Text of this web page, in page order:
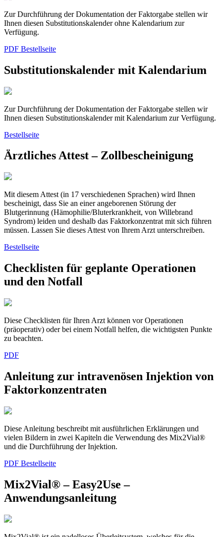
Zur Durchführung der Dokumentation der Faktorgabe stellen wir
Ihnen diesen Substitutionskalender ohne Kalendarium zur
Verfügung.
PDF Bestellseite
Substitutions­kalender mit Kalendarium
Zur Durchführung der Dokumentation der Faktorgabe stellen wir
Ihnen diesen Substitutionskalender mit Kalendarium zur Verfügung.
Bestellseite
Ärztliches Attest – Zollbescheinigung
Mit diesem Attest (in 17 verschiedenen Sprachen) wird Ihnen
bescheinigt, dass Sie an einer angeborenen Störung der
Blutgerinnung (Hämophilie/Bluterkrankheit, von Willebrand
Syndrom) leiden und deshalb das Faktorkonzentrat mit sich führen
müssen. Lassen Sie dieses Attest von Ihrem Arzt unterschreiben.
Bestellseite
Checklisten für geplante Operationen
und den Notfall
Diese Checklisten für Ihren Arzt können vor Operationen
(präoperativ) oder bei einem Notfall helfen, die wichtigsten Punkte
zu beachten.
PDF
Anleitung zur intravenösen Injektion von
Faktorkonzentraten
Diese Anleitung beschreibt mit ausführlichen Erklärungen und
vielen Bildern in zwei Kapiteln die Verwendung des Mix2Vial®
und die Durchführung der Injektion.
PDF Bestellseite
Mix2Vial® – Easy2Use –
Anwendungsanleitung